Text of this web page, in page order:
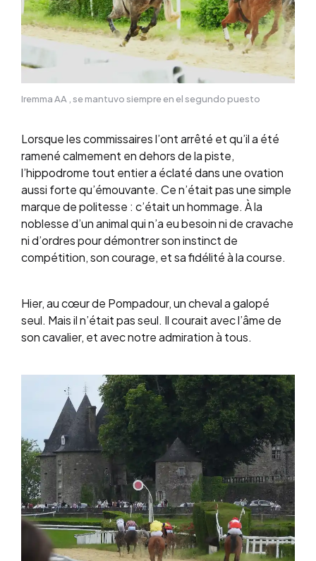
Iremma AA , se mantuvo siempre en el segundo puesto
Lorsque les commissaires l’ont arrêté et qu’il a été
ramené calmement en dehors de la piste,
l’hippodrome tout entier a éclaté dans une ovation
aussi forte qu’émouvante. Ce n’était pas une simple
marque de politesse : c’était un hommage. À la
noblesse d’un animal qui n’a eu besoin ni de cravache
ni d’ordres pour démontrer son instinct de
compétition, son courage, et sa fidélité à la course.
Hier, au cœur de Pompadour, un cheval a galopé
seul. Mais il n’était pas seul. Il courait avec l’âme de
son cavalier, et avec notre admiration à tous.